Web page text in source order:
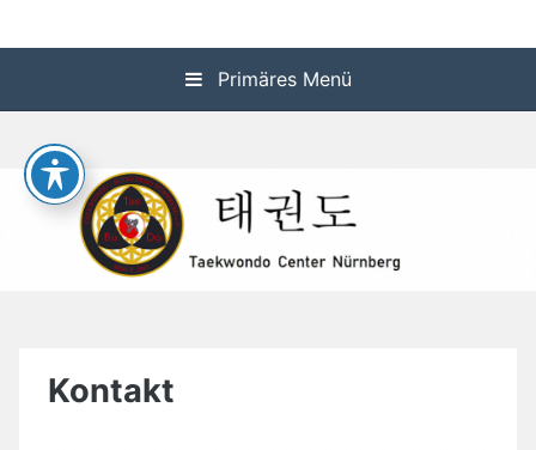
InhaltTaekwondo-Center-
Nürnberg
Primäres Menü
Kontakt